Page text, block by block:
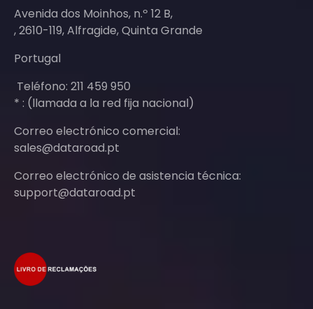
Avenida dos Moinhos, n.º 12 B,
, 2610-119, Alfragide, Quinta Grande
Portugal
Teléfono: 211 459 950
* : (llamada a la red fija nacional)
Correo electrónico comercial:
sales@dataroad.pt
Correo electrónico de asistencia técnica:
support@dataroad.pt